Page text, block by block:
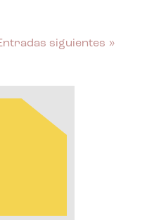
siguientes »